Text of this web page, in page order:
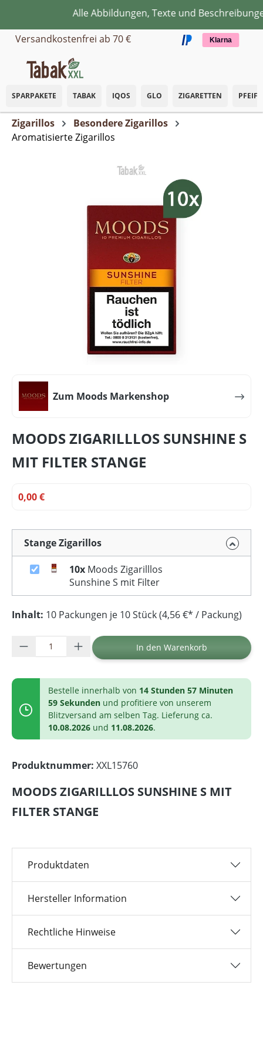
Zum Hauptinhalt springenAlle Abbildungen, Texte und
Versandkostenfrei ab 70 €
Klarna
SPARPAKETE TABAK IQOS GLO ZIGARETTEN
Zigarillos
Besondere Zigarillos
Aromatisierte Zigarillos
Zum Moods Markenshop
MOODS ZIGARILLLOS SUNSHINE S
MIT FILTER STANGE
0,00 €
Stange Zigarillos
10x Moods Zigarilllos
Sunshine S mit Filter
Inhalt: 10 Packungen je 10 Stück (4,56 €* / Packung)
Produkt Anzahl: Gib den gewünschten
In den Warenkorb
Bestelle innerhalb von 14 Stunden 57 Minuten
59 Sekunden und profitiere von unserem
Blitzversand am selben Tag. Lieferung ca.
10.08.2026 und 11.08.2026.
Produktnummer: XXL15760
MOODS ZIGARILLLOS SUNSHINE S MIT
FILTER STANGE
Produktdaten
Hersteller Information
Rechtliche Hinweise
Bewertungen